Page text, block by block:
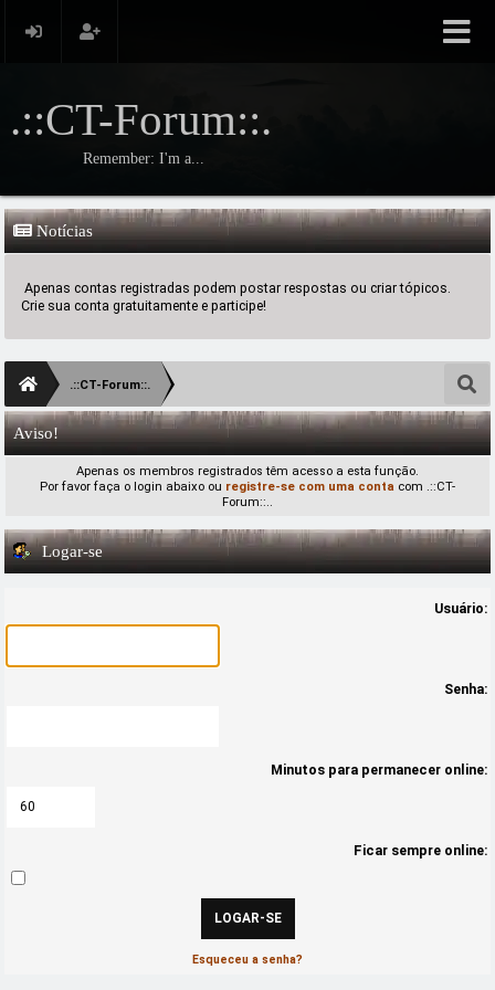
.::CT-Forum::.
Remember: I'm a...
Notícias
Apenas contas registradas podem postar respostas ou criar tópicos.
Crie sua conta gratuitamente e participe!
.::CT-Forum::.
Aviso!
Apenas os membros registrados têm acesso a esta função.
Por favor faça o login abaixo ou registre-se com uma conta com .::CT-
Forum::..
Logar-se
Usuário:
Senha:
Minutos para permanecer online:
Ficar sempre online:
Esqueceu a senha?